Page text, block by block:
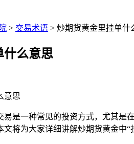
> 交易术语 > 炒期货黄金里挂单什
什么意思
意思
易是一种常见的投资方式，尤其是
将为大家详细讲解炒期货黄金中“